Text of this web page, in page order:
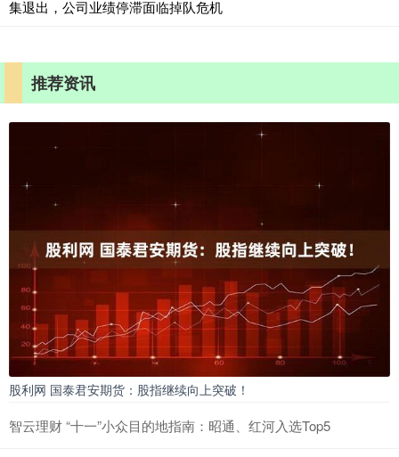
集退出，公司业绩停滞面临掉队危机
推荐资讯
股利网 国泰君安期货：股指继续向上突破！
智云理财 “十一”小众目的地指南：昭通、红河入选Top5